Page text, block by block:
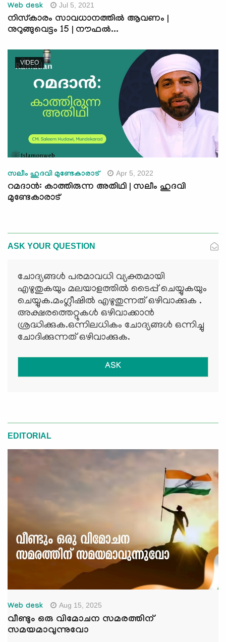
Web desk Jul 5, 2021
നിസ്‌കാരം സാവധാനത്തില്‍ ആവണം |
നുറുങ്ങുവെട്ടം 15 | നൗഫല്‍...
VIDEO
സലീം ഹുദവി മുണ്ടേകാരാട് Apr 5, 2022
റമദാൻ: കാത്തിരുന്ന അതിഥി | സലീം ഹുദവി
മുണ്ടേകാരാട്
ASK YOUR QUESTION
ചോദ്യങ്ങള്‍ പരമാവധി വ്യക്തമായി
എഴുതുകയും മലയാളത്തില്‍ ടൈപ്പ് ചെയ്യുകയും
ചെയ്യുക.മംഗ്ലീഷില്‍ എഴുതുന്നത് ഒഴിവാക്കുക .
അക്ഷരത്തെറ്റുകള്‍ ഒഴിവാക്കാന്‍
ശ്രദ്ധിക്കുക.ഒന്നിലധികം ചോദ്യങ്ങള്‍ ഒന്നിച്ചു
ചോദിക്കുന്നത് ഒഴിവാക്കുക.
ASK
EDITORIAL
Web desk Aug 15, 2025
വീണ്ടും ഒരു വിമോചന സമരത്തിന്
സമയമാവുന്നുവോ